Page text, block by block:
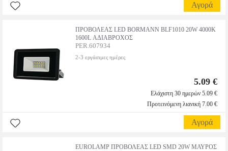
Αγορά
ΠΡΟΒΟΛΕΑΣ LED BORMANN BLF1010 20W 4000K
1600L ΑΔΙΑΒΡΟΧΟΣ
PER.607934
2-3 εργάσιμες ημέρες
5.09 €
Ελάχιστη 30 ημερών 5.09 €
Προτεινόμενη λιανική 7.00 €
Αγορά
EUROLAMP ΠΡΟΒΟΛΕΑΣ LED SMD 20W ΜΑΥΡΟΣ